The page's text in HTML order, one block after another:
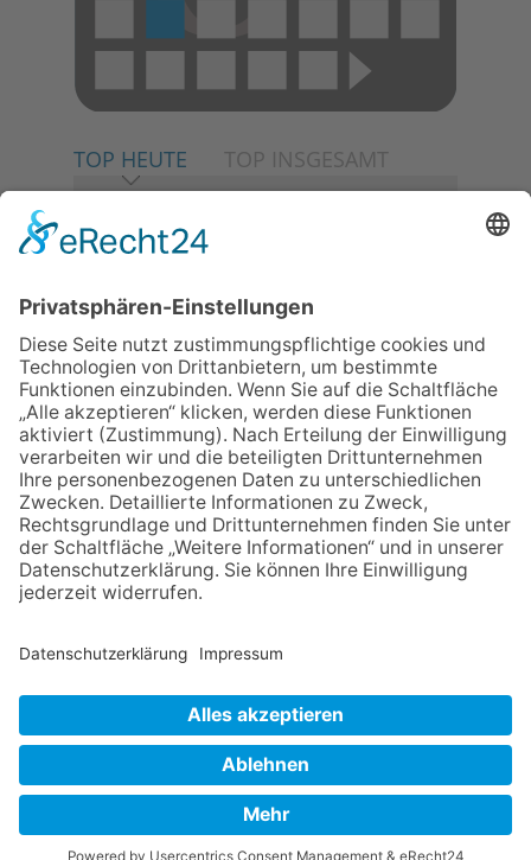
TOP HEUTE TOP INSGESAMT
06.08.2026
Baustellenführung führt auch in
die Zukunft der Stadt
Königstein
06.08.2026
Klinikforum zum Thema
Karpaltunnelsyndrom
06.08.2026
Gewinnspiel zum Start ins
Schuljahr
30.07.2026
Ganz Niederhöchstadt wird zur
Festmeile
NACH OBEN
Datenschutz Netiquette FAQ